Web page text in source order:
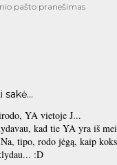
pašto pranešimas
sakė…
YA vietoje J...
kad tie YA yra iš
tipo, rodo jėgą, kaip koks
:D